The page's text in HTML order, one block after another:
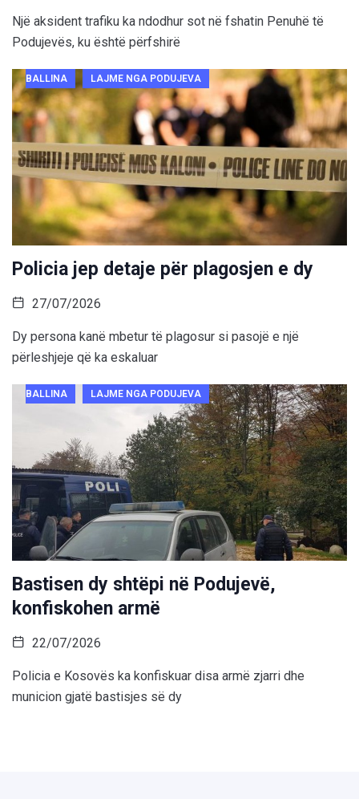
Një aksident trafiku ka ndodhur sot në fshatin Penuhë të
Podujevës, ku është përfshirë
BALLINA LAJME NGA PODUJEVA
Policia jep detaje për plagosjen e dy
27/07/2026
Dy persona kanë mbetur të plagosur si pasojë e një
përleshjeje që ka eskaluar
BALLINA LAJME NGA PODUJEVA
Bastisen dy shtëpi në Podujevë,
konfiskohen armë
22/07/2026
Policia e Kosovës ka konfiskuar disa armë zjarri dhe
municion gjatë bastisjes së dy